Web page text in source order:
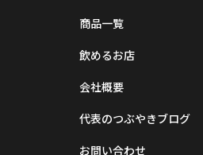
商品一覧
飲めるお店
会社概要
代表のつぶやきブログ
お問い合わせ